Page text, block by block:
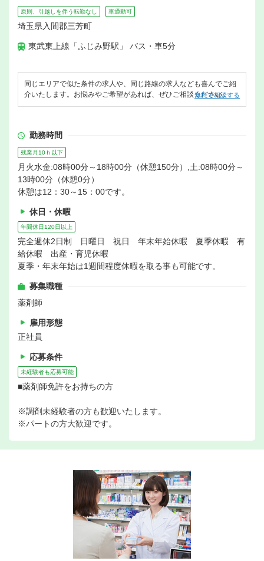
原則、引越しを伴う転勤なし 車通勤可
埼玉県入間郡三芳町
東武東上線「ふじみ野駅」 バス・車5分
同じエリアで似た条件の求人や、同じ路線の求人なども喜んでご紹
介いたします。お悩みやご希望があれば、ぜひご相談ください。
無料で相談する
勤務時間
残業月10ｈ以下
月火水金:08時00分～18時00分（休憩150分）,土:08時00分～
13時00分（休憩0分）
休憩は12：30～15：00です。
休日・休暇
年間休日120日以上
完全週休2日制 日曜日 祝日 年末年始休暇 夏季休暇 有
給休暇 出産・育児休暇
夏季・年末年始は1週間程度休暇を取る事も可能です。
募集職種
薬剤師
雇用形態
正社員
応募条件
未経験者も応募可能
■薬剤師免許をお持ちの方
※調剤未経験者の方も歓迎いたします。
※パートの方大歓迎です。